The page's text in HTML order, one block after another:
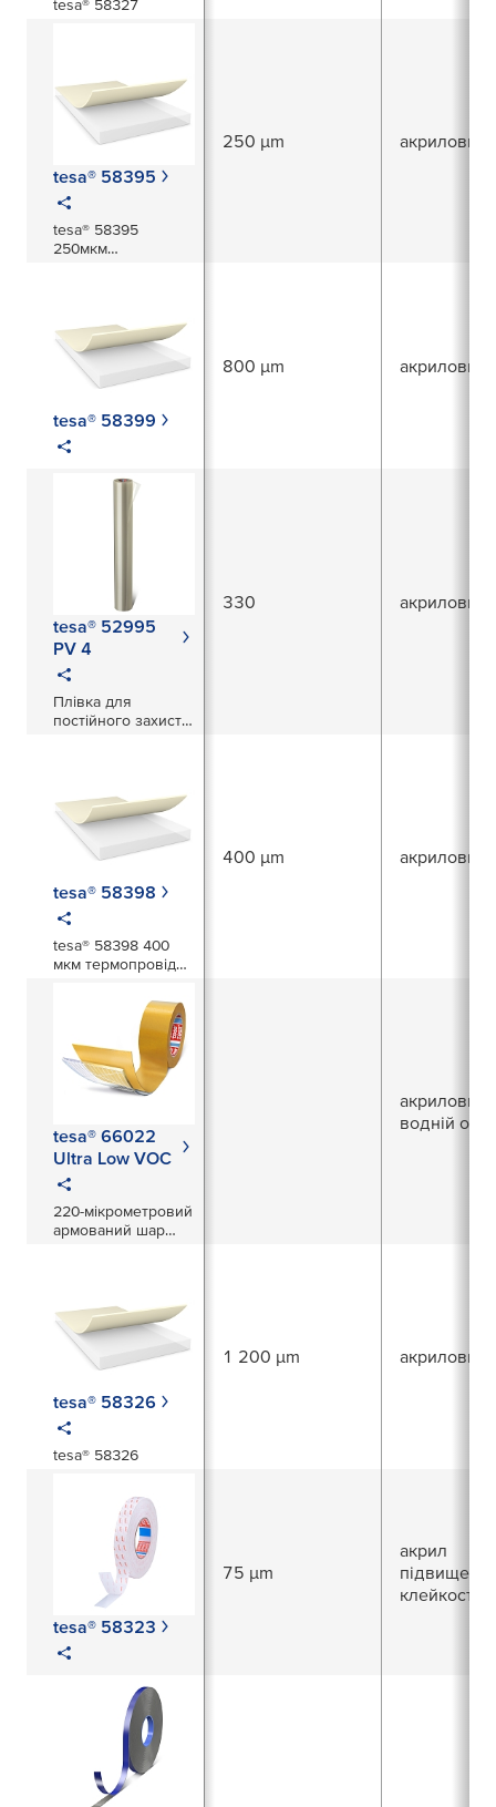
tesa® 58327
tesa® 58395
tesa® 58395
250мкм
250 µm акриловий
tesa® 58399
800 µm акриловий
tesa® 52995
PV 4
Плівка для
постійного захисту
330 акриловий
tesa® 58398
tesa® 58398 400
мкм термопровідна
400 µm акриловий
tesa® 66022
Ultra Low VOC
220-мікрометровий
армований шар
поліестеровою
(ПЕТ) сіткою для
монтажних
застосувань в
інтер'єрах
акриловий,
водній
tesa® 58326
tesa® 58326
1 200 µm акриловий
tesa® 58323
75 µm
акрил
підвищеної
клейкості